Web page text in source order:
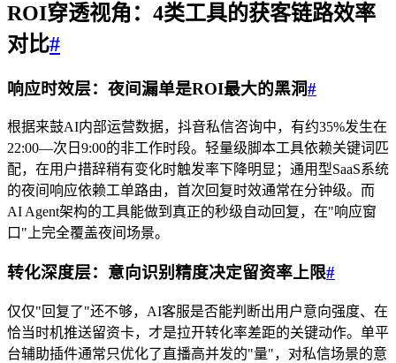
ROI穿透视角：4类工具的获客链路效率
对比#
响应时效层：夜间漏单是ROI最大的黑洞#
根据来鼓AI内部运营数据，抖音私信咨询中，有约35%发生在
22:00—次日9:00的非工作时段。轻量级脚本工具依赖关键词匹
配，在用户措辞稍有变化时触发率下降明显；通用型SaaS系统
的夜间响应依赖工单路由，首次回复时效通常在分钟级。而
AI Agent架构的工具能做到真正的秒级自动回复，在"响应窗
口"上完全覆盖夜间场景。
转化深度层：意向识别精度决定留资率上限#
仅仅"回复了"还不够，AI客服是否能判断出用户意向强度、在
恰当时机推送留资卡，才是拉开转化率差距的关键动作。单平
台辅助插件通常只优化了直播高并发的"量"，对私信场景的意